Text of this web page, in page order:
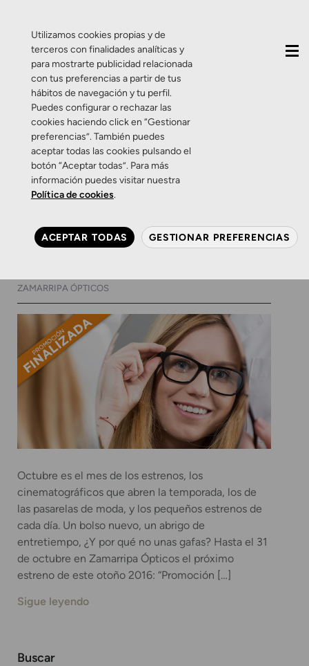
Etiqueta:promocion
lentes
Promociones
Promoción: Lentes
especiales para miopes.
ZAMARRIPA ÓPTICOS
Octubre es el mes de los estrenos, los
cinematográficos que abren la temporada, los de
las pasarelas de moda, y los pequeños estrenos de
cada día. Un bolso nuevo, un abrigo de
entretiempo, ¿Y por qué no unas gafas? Hasta el 31
de octubre en Zamarripa Ópticos el próximo
estreno de este otoño 2016: “Promoción […]
Sigue leyendo
Buscar
Utilizamos cookies propias y de
terceros con finalidades analíticas y
para mostrarte publicidad relacionada
con tus preferencias a partir de tus
hábitos de navegación y tu perfil.
Puedes configurar o rechazar las
cookies haciendo click en “Gestionar
preferencias”. También puedes
aceptar todas las cookies pulsando el
botón “Aceptar todas”. Para más
información puedes visitar nuestra
Política de cookies.
ACEPTAR TODAS GESTIONAR PREFERENCIAS